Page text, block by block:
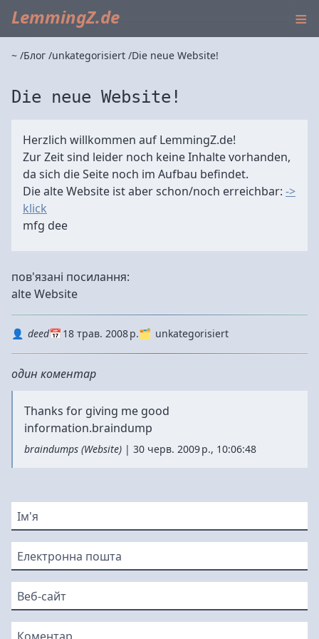
LemmingZ.de ≡
~ Блог unkategorisiert Die neue Website!
Die neue Website!
Herzlich willkommen auf LemmingZ.de!
Zur Zeit sind leider noch keine Inhalte vorhanden,
da sich die Seite noch im Aufbau befindet.
Die alte Website ist aber schon/noch erreichbar: ->
klick
mfg dee
пов'язані посилання:
alte Website
Autordeed
Datum 18 трав. 2008 р.
Kategorie unkategorisiert
один коментар
Thanks for giving me good
information.braindump
braindumps (Website) | 30 черв. 2009 р., 10:06:48
Ім'я
Електронна пошта
Веб-сайт